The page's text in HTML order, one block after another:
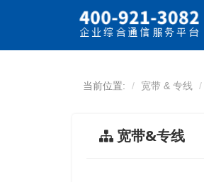
当前位置: 宽带 & 专线
宽带&专线